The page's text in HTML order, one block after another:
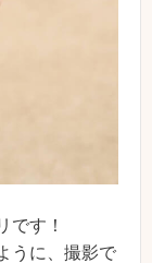
です！
うに、撮影で